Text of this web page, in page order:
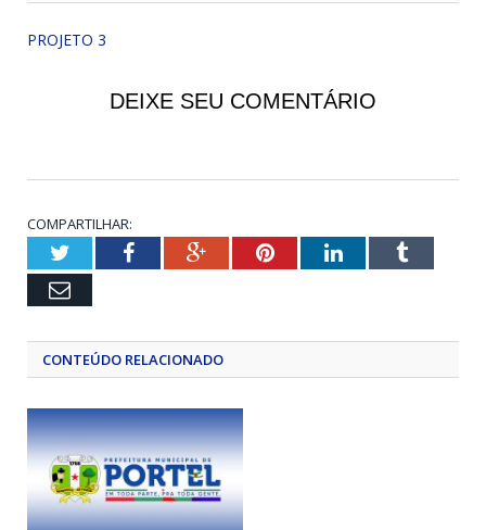
PROJETO 3
DEIXE SEU COMENTÁRIO
COMPARTILHAR:
TwitterFacebookGoogle+PinterestLinkedInTumblr
Email
CONTEÚDO RELACIONADO